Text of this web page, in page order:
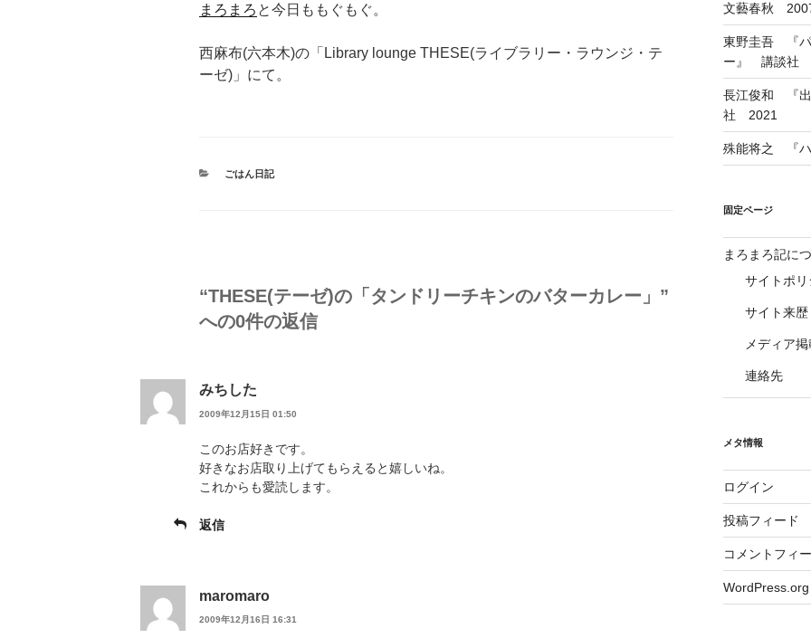
まろまろ と今日ももぐもぐ。
西麻布(六本木)の「Library lounge THESE(ライブラリー・ラウンジ・テ
ーゼ)」にて。
カ
ごはん日記
“THESE(テーゼ)の「タンドリーチキンのバターカレー」”
への0件の返信
みちした
2009年12月15日 01:50
このお店好きです。
好きなお店取り上げてもらえると嬉しいね。
これからも愛読します。
返信
maromaro
2009年12月16日 16:31
文藝春秋
東野圭吾 『パ
ー』 講談社
長江俊和 『
社 2021
殊能将之 『
固定ページ
まろまろ記に
サイトポリ
サイト来歴
メディア
連絡先
メタ情報
ログイン
投稿フィード
コメントフィ
WordPress.org